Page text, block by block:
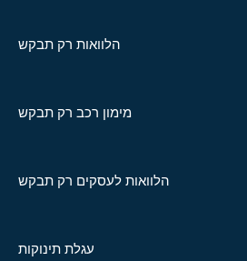
הלוואות רק תבקש
מימון רכב רק תבקש
הלוואות לעסקים רק תבקש
עגלת תינוקות